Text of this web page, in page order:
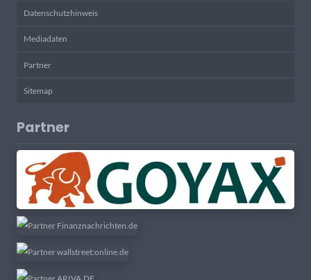
Datenschutzhinweis
Mediadaten
Partner
Sitemap
Partner